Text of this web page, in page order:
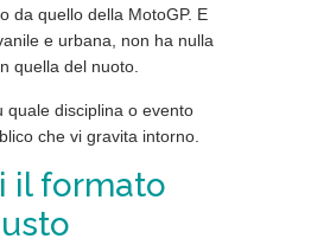
da quello della MotoGP. E
e urbana, non ha nulla
quella del nuoto.
quale disciplina o evento
che vi gravita intorno.
il formato